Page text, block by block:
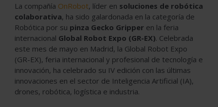
La compañía OnRobot, líder en soluciones de robótica
colaborativa, ha sido galardonada en la categoría de
Robótica por su pinza Gecko Gripper en la feria
internacional Global Robot Expo (GR-EX). Celebrada
este mes de mayo en Madrid, la Global Robot Expo
(GR-EX), feria internacional y profesional de tecnología e
innovación, ha celebrado su IV edición con las últimas
innovaciones en el sector de Inteligencia Artificial (IA),
drones, robótica, logística e industria.